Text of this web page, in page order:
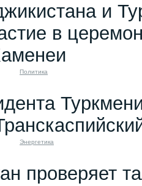
и
в
Политика
Энергетика
проверяет